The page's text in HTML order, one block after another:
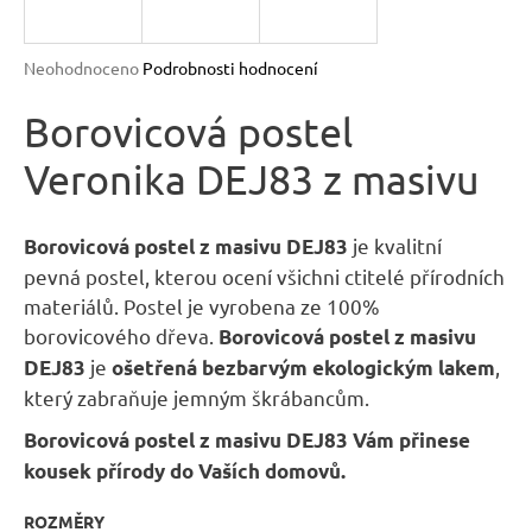
Průměrné
produktu
je
0,0
z
hvězdiček.
Neohodnoceno Podrobnosti hodnocení
Borovicová postel
Veronika DEJ83 z masivu
Borovicová postel z masivu DEJ83 je kvalitní
pevná postel, kterou ocení všichni ctitelé přírodních
materiálů. Postel je vyrobena ze 100%
borovicového dřeva. Borovicová postel z masivu
DEJ83 je ošetřená bezbarvým ekologickým lakem
který zabraňuje jemným škrábancům.
Borovicová postel z masivu DEJ83 Vám přinese
kousek přírody do Vaších domovů.
ROZMĚRY
a
í
t
?
HLEDAT
D
o
p
o